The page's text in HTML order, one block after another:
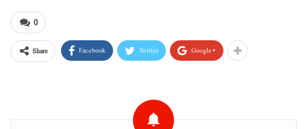
0
Share Facebook Twitter Google+